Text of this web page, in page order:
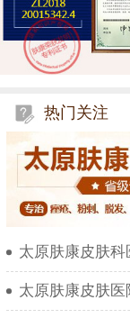
热门关注
太原肤康皮肤
太原肤康皮肤